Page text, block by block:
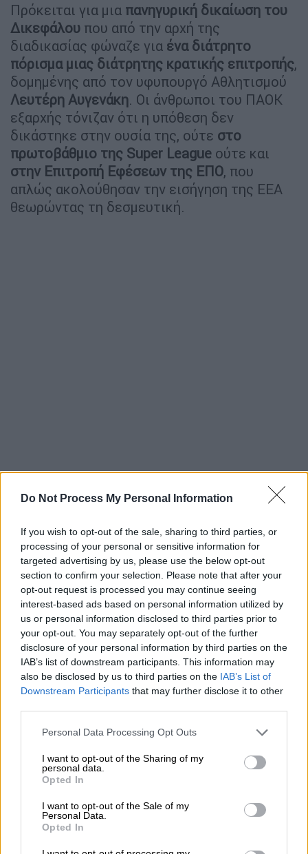
Do Not Process My Personal Information
If you wish to opt-out of the sale, sharing to third parties, or
processing of your personal or sensitive information for
targeted advertising by us, please use the below opt-out
section to confirm your selection. Please note that after your
opt-out request is processed you may continue seeing
interest-based ads based on personal information utilized by
us or personal information disclosed to third parties prior to
your opt-out. You may separately opt-out of the further
disclosure of your personal information by third parties on the
IAB’s list of downstream participants. This information may
also be disclosed by us to third parties on the IAB’s List of
Downstream Participants that may further disclose it to other
Please note that this website/app uses one or more Google
not limited to your visit or usage behaviour. You may click to
grant or deny consent to Google and its third-party tags to
use your data for below specified purposes in below Google
consent section.
Personal Data Processing Opt Outs
I want to opt-out of the Sharing of my
personal data.
Opted In
I want to opt-out of the Sale of my
Personal Data.
Opted In
Πρόκειται για μια πανηγυρική δικαίωση του
Δικεφάλου που από την αρχή της
διαδικασίας φώναζε για ένα διάτρητο
πόρισμα μιας διάτρητης κρατικής επιτροπής,
δομημένης από τον υφυπουργό Αθλητισμού
Λευτέρη Αυγενάκη. Οι άνθρωποι του ΠΑΟΚ
εξαρχής τόνιζαν ότι η υπόθεση δεν
δικάστηκε στην ουσία της, ούτε στο
πρωτοβάθμιο της Super League ούτε και
στην Επιτροπή Εφέσεων της ΕΠΟ, που
απλώς ακολούθησαν την εισήγηση της ΕΕΑ
θεωρώντας τη δεσμευτική.
ΑΘΛΗΤΙΣΜΟΣ10.07.2020 16:55
δικαστών της ΕΠΟ - Προκάλεσαν
επιπτώσεις στο ελληνικό ποδόσφαιρο»
Ανακοίνωση κόλαφος από CAS: «Λάθος των
δικαστών της ΕΠΟ - Προκάλεσαν
επιπτώσεις στο ελληνικό ποδόσφαιρο»
Πλέον όμως έρχεται το CAS και δικαιώνει
απόλυτα την ομάδα της Θεσσαλονίκης,
καθώς επιστρέφει τους επτά βαθμούς που
έχουν αφαιρεθεί από τη βαθμολογία,
το πόρισμα της Επιτροπής Επαγγελματικού
Αθλητισμού. Πρόκειται δηλαδή για
πλήρη ανατροπή των δεδομένων που
Αθλητισμού αλλά και ένα σύστημα που επί
μήνες προσπαθούσε να πείσει ότι η εισήγηση
της ΕΕΑ ήταν δεσμευτική προς τα αθλητικά